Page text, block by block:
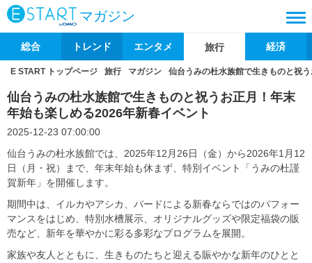
マガジン
総合 トレンド エンタメ 旅行 経済
E START トップページ 旅行 マガジン 仙台うみの杜水族館で生きものと祝
仙台うみの杜水族館で生きものと祝うお正月！年末
年始も楽しめる2026年新春イベント
2025-12-23 07:00:00
仙台うみの杜水族館では、2025年12月26日（金）から2026年1月12
日（月・祝）まで、年末年始も休まず、特別イベント「うみの杜謹
賀新年」を開催します。
期間中は、イルカやアシカ、バードによる新春ならではのパフォー
マンスをはじめ、特別水槽展示、オリジナルグッズや限定福袋の販
売など、新年を華やかに彩る多彩なプログラムを展開。
家族や友人とともに、生きものたちと迎える賑やかな新年のひとと